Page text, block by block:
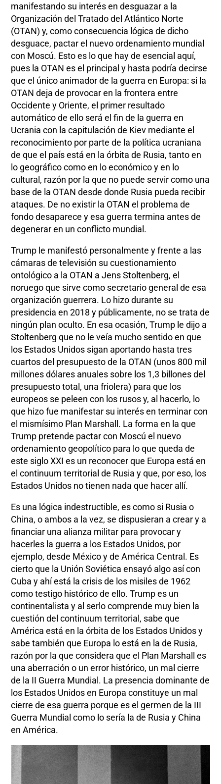
manifestando su interés en desguazar a la
Organización del Tratado del Atlántico Norte
(OTAN) y, como consecuencia lógica de dicho
desguace, pactar el nuevo ordenamiento mundial
con Moscú. Esto es lo que hay de esencial aquí,
pues la OTAN es el principal y hasta podría decirse
que el único animador de la guerra en Europa: si la
OTAN deja de provocar en la frontera entre
Occidente y Oriente, el primer resultado
automático de ello será el fin de la guerra en
Ucrania con la capitulación de Kiev mediante el
reconocimiento por parte de la política ucraniana
de que el país está en la órbita de Rusia, tanto en
lo geográfico como en lo económico y en lo
cultural, razón por la que no puede servir como una
base de la OTAN desde donde Rusia pueda recibir
ataques. De no existir la OTAN el problema de
fondo desaparece y esa guerra termina antes de
degenerar en un conflicto mundial.
Trump le manifestó personalmente y frente a las
cámaras de televisión su cuestionamiento
ontológico a la OTAN a Jens Stoltenberg, el
noruego que sirve como secretario general de esa
organización guerrera. Lo hizo durante su
presidencia en 2018 y públicamente, no se trata de
ningún plan oculto. En esa ocasión, Trump le dijo a
Stoltenberg que no le veía mucho sentido en que
los Estados Unidos sigan aportando hasta tres
cuartos del presupuesto de la OTAN (unos 800 mil
millones dólares anuales sobre los 1,3 billones del
presupuesto total, una friolera) para que los
europeos se peleen con los rusos y, al hacerlo, lo
que hizo fue manifestar su interés en terminar con
el mismísimo Plan Marshall. La forma en la que
Trump pretende pactar con Moscú el nuevo
ordenamiento geopolítico para lo que queda de
este siglo XXI es un reconocer que Europa está en
el continuum territorial de Rusia y que, por eso, los
Estados Unidos no tienen nada que hacer allí.
Es una lógica indestructible, es como si Rusia o
China, o ambos a la vez, se dispusieran a crear y a
financiar una alianza militar para provocar y
hacerles la guerra a los Estados Unidos, por
ejemplo, desde México y de América Central. Es
cierto que la Unión Soviética ensayó algo así con
Cuba y ahí está la crisis de los misiles de 1962
como testigo histórico de ello. Trump es un
continentalista y al serlo comprende muy bien la
cuestión del continuum territorial, sabe que
América está en la órbita de los Estados Unidos y
sabe también que Europa lo está en la de Rusia,
razón por la que considera que el Plan Marshall es
una aberración o un error histórico, un mal cierre
de la II Guerra Mundial. La presencia dominante de
los Estados Unidos en Europa constituye un mal
cierre de esa guerra porque es el germen de la III
Guerra Mundial como lo sería la de Rusia y China
en América.